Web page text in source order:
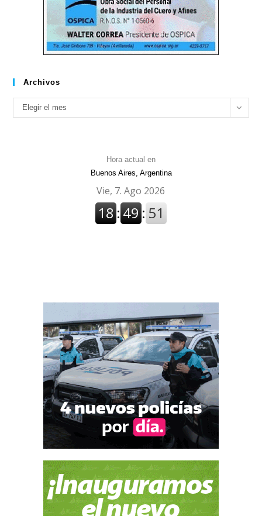
Archivos
Archivos
Elegir el mes
Hora actual en
Buenos Aires, Argentina